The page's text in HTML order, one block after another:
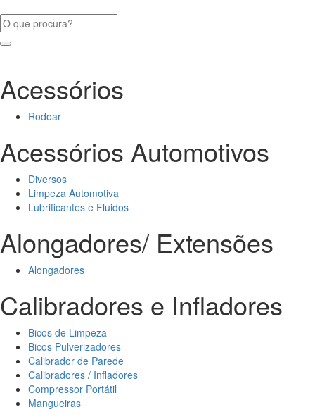
Acessórios
Rodoar
Acessórios Automotivos
Diversos
Limpeza Automotiva
Lubrificantes e Fluidos
Alongadores/ Extensões
Alongadores
Calibradores e Infladores
Bicos de Limpeza
Bicos Pulverizadores
Calibrador de Parede
Calibradores / Infladores
Compressor Portátil
Mangueiras